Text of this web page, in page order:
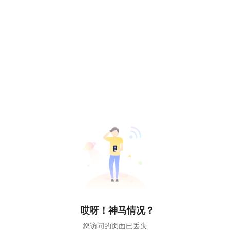
哎呀！神马情况？
您访问的页面已丢失